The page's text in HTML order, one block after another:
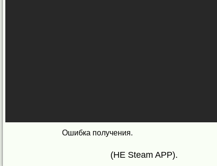
Ошибка получения.
(НЕ Steam APP).